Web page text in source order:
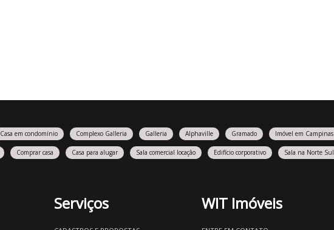
Casa em condomínio Complexo Galleria Galleria Alphaville Gramado Imóvel em Campinas
Comprar casa Casa para alugar Sala comercial locação Edifício corporativo Sala na Norte Sul
Serviços WIT Imóveis